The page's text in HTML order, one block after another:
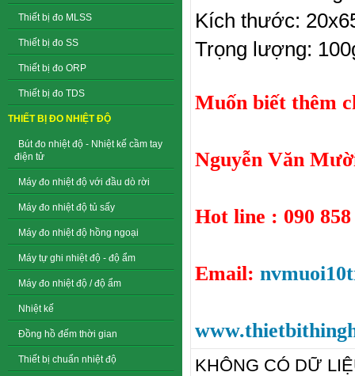
Thiết bị đo MLSS
Thiết bị đo SS
Thiết bị đo ORP
Thiết bị đo TDS
THIẾT BỊ ĐO NHIỆT ĐỘ
Bút đo nhiệt độ - Nhiệt kế cầm tay
điện tử
Máy đo nhiệt độ với đầu dò rời
Máy đo nhiệt độ tủ sấy
Máy đo nhiệt độ hồng ngoại
Máy tự ghi nhiệt độ - độ ẩm
Máy đo nhiệt độ / độ ẩm
Nhiệt kế
Đồng hồ đếm thời gian
Thiết bị chuẩn nhiệt độ
Kích thước:
Trọng lượng:
Muốn biết thêm
Nguyễn Văn
Hot line : 090 858
Email:
KHÔNG CÓ DỮ